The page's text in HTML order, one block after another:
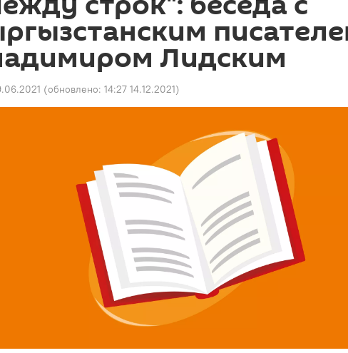
Лидским
(обновлено: 14:27 14.12.2021)